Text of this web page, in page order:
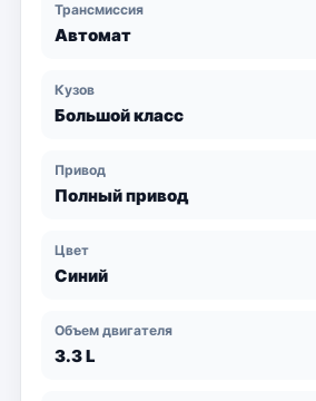
Трансмиссия
Автомат
Кузов
Большой класс
Привод
Полный привод
Цвет
Синий
Объем двигателя
3.3 L